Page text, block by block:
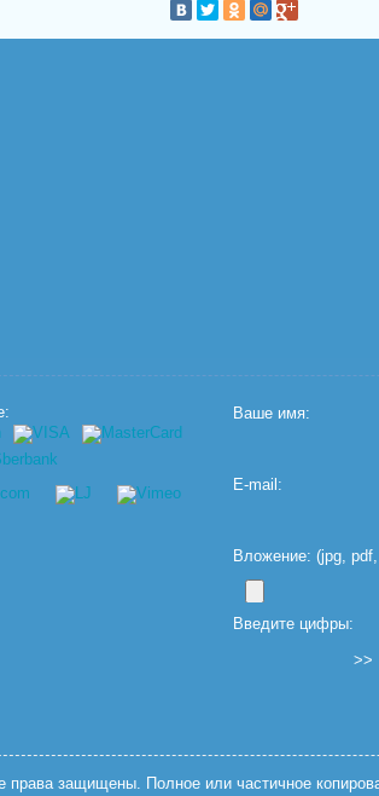
Ваше имя:
E-mail:
Вложение: (jpg,
Введите цифры:
права защищены. Полное или частичное